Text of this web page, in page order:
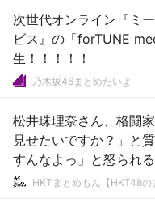
次世代オンライン『ミ
ビス』の「forTUNE
生！！！！！
乃木坂46まとめたいよ
松井珠理奈さん、格闘
見せたいですか？」と
すんなよっ」と怒られ
HKTまとめもん【HKT48の